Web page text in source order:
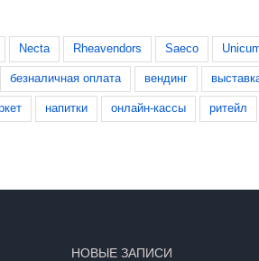
Necta Rheavendors Saeco
безналичная оплата вендинг
напитки онлайн-кассы ритейл
НОВЫЕ ЗАПИСИ